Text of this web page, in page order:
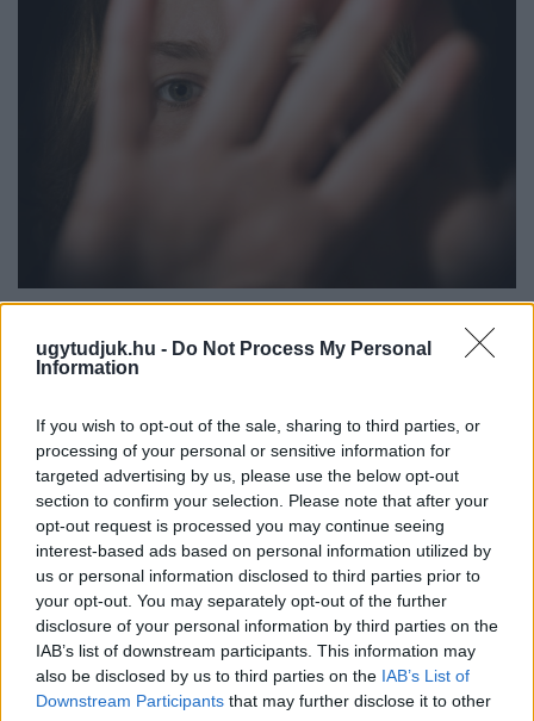
ugytudjuk.hu - Do Not Process My Personal
Information
If you wish to opt-out of the sale, sharing to third parties, or
processing of your personal or sensitive information for
targeted advertising by us, please use the below opt-out
section to confirm your selection. Please note that after your
opt-out request is processed you may continue seeing
interest-based ads based on personal information utilized by
us or personal information disclosed to third parties prior to
your opt-out. You may separately opt-out of the further
disclosure of your personal information by third parties on the
IAB’s list of downstream participants. This information may
also be disclosed by us to third parties on the IAB’s List of
Downstream Participants that may further disclose it to other
VÁDAT AZ ÜGYÉSZSÉG
Szólj hozzá!